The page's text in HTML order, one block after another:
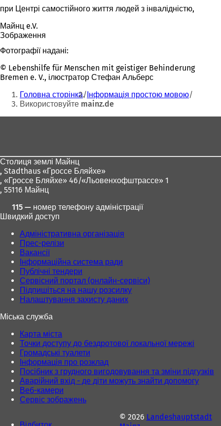
при Центрі самостійного життя людей з інвалідністю,
Майнц e.V.
Зображення
Фотографії надані:
© Lebenshilfe für Menschen mit geistiger Behinderung
Bremen e. V., ілюстратор Стефан Альберс
Ти
тут:
Головна сторінка Інформація простою мовою
Використовуйте mainz.de
Столиця землі Майнц
, Stadthaus «Гроссе Бляйхе»
, «Гроссе Бляйхе» 46/«Льовенхофштрассе» 1
, 55116 Майнц
115 — номер телефону адміністрації
Швидкий доступ
Адміністративна організація
Прес-релізи
Вакансії
Інформаційна система ради
Публічні тендери
Сервісний портал (онлайн-сервіси)
Підпишіться на нашу розсилку
Налаштування захисту даних
Міська служба
Карта міста
Точки доступу до бездротової локальної мережі
Громадські туалети
Інформація про розклад
Посібник з грудного вигодовування та зміни підгузків
Аварійний вхід - де діти можуть знайти допомогу
Веб-камери
Сервіс зображень
© 2026 Landeshauptstadt